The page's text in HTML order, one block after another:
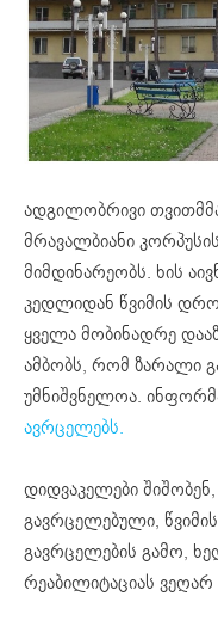
ადგილობრივი
მრავალბიანი
მიმდინარეობს. ხის
კედლიდან წვიმის
ყველა მობინადრე
ამბობს, რომ ზარალი
უმნიშვნელოა.
ავრცელებს.
დიდვაკელები
გავრცელებული,
გავრცელების გამო,
რეაბილიტაციას